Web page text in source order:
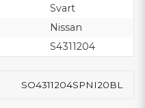
Svart
Nissan
S4311204
SO4311204SPNI20BL